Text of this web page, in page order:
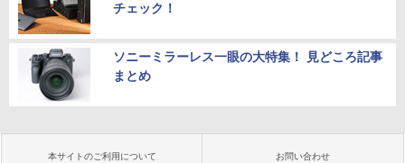
チェック！
ソニーミラーレス一眼の大特集！ 見どころ記事
まとめ
本サイトのご利用について お問い合わせ